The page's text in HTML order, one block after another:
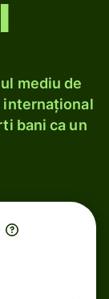
mediu de
internațional
bani ca un